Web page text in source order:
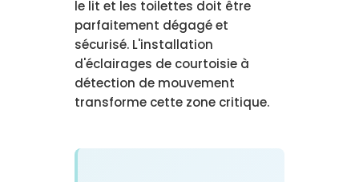
le lit et les toilettes doit être
parfaitement dégagé et
sécurisé. L'installation
d'éclairages de courtoisie à
détection de mouvement
transforme cette zone critique.